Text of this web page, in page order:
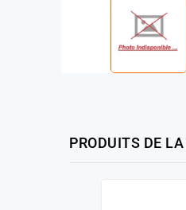
PRODUITS DE